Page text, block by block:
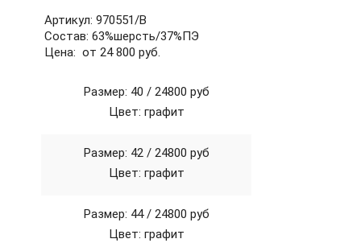
Артикул: 970551/В
Состав: 63%шерсть/37%ПЭ
Цена: от 24 800 руб.
Размер: 40 / 24800 руб
Цвет: графит
Размер: 42 / 24800 руб
Цвет: графит
Размер: 44 / 24800 руб
Цвет: графит